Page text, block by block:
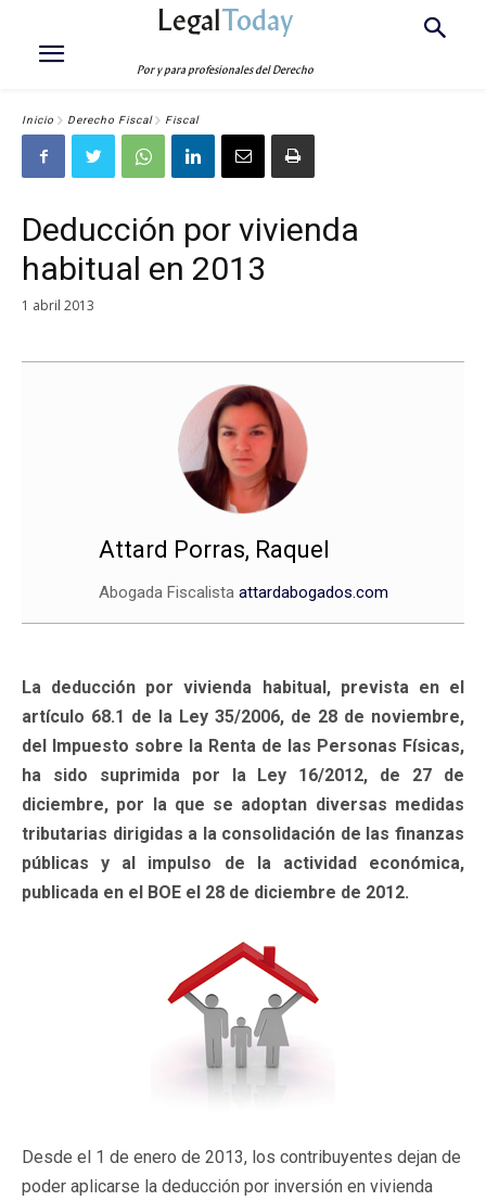
LegalToday
Por y para profesionales del Derecho
Inicio Derecho Fiscal Fiscal
Deducción por vivienda
habitual en 2013
1 abril 2013
Attard Porras, Raquel
Abogada Fiscalista attardabogados.com
La deducción por vivienda habitual, prevista en el
artículo 68.1 de la Ley 35/2006, de 28 de noviembre,
del Impuesto sobre la Renta de las Personas Físicas,
ha sido suprimida por la Ley 16/2012, de 27 de
diciembre, por la que se adoptan diversas medidas
tributarias dirigidas a la consolidación de las finanzas
públicas y al impulso de la actividad económica,
publicada en el BOE el 28 de diciembre de 2012.
Desde el 1 de enero de 2013, los contribuyentes dejan de
poder aplicarse la deducción por inversión en vivienda